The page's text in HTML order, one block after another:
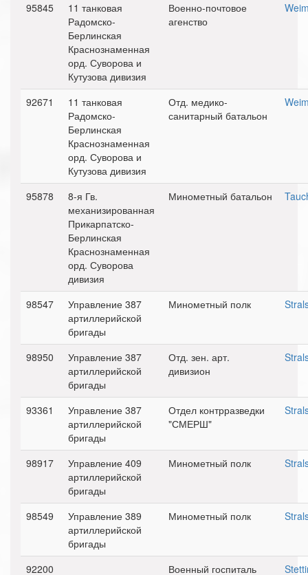
95845
11 танковая
Радомско-
Берлинская
Краснознаменная
орд. Суворова и
Кутузова дивизия
Военно-почтовое
агенство
92671
11 танковая
Радомско-
Берлинская
Краснознаменная
орд. Суворова и
Кутузова дивизия
Отд. медико-
санитарный батальон
95878
8-я Гв.
механизированная
Прикарпатско-
Берлинская
Краснознаменная
орд. Суворова
дивизия
Минометный батальон
98547
Управление 387
артиллерийской
бригады
Минометный полк
98950
Управление 387
артиллерийской
бригады
Отд. зен. арт.
дивизион
93361
Управление 387
артиллерийской
бригады
Отдел контрразведки
"СМЕРШ"
98917
Управление 409
артиллерийской
бригады
Минометный полк
98549
Управление 389
артиллерийской
бригады
Минометный полк
92200 Военный госпиталь